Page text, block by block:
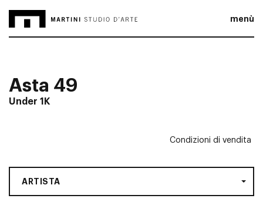
menù
Asta 49
Under 1K
Condizioni di vendita
ARTISTA